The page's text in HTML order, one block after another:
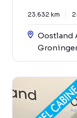
23.632 km
Oostland